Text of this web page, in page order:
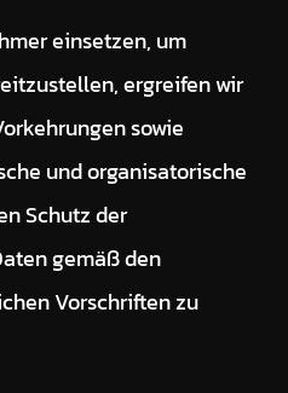
einsetzen, um
ergreifen wir
sowie
und organisatorische
Schutz der
gemäß den
Vorschriften zu